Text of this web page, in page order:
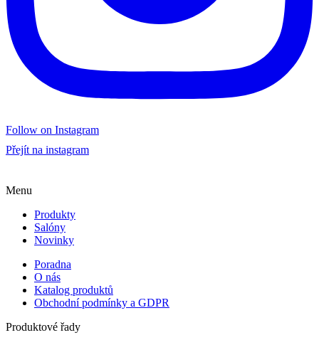
Follow on Instagram
Přejít na instagram
Menu
Produkty
Salóny
Novinky
Poradna
O nás
Katalog produktů
Obchodní podmínky a GDPR
Produktové řady